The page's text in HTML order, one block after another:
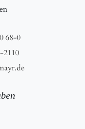
68-0
2110